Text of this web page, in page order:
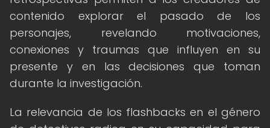
contenido explorar el pasado de los
personajes, revelando motivaciones,
conexiones y traumas que influyen en su
presente y en las decisiones que toman
durante la investigación.
La relevancia de los flashbacks en el género